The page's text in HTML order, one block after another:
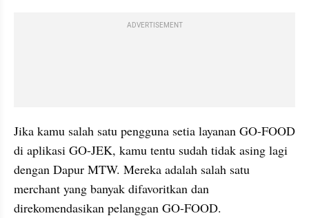
ADVERTISEMENT
Jika kamu salah satu pengguna setia layanan GO-FOOD
di aplikasi GO-JEK, kamu tentu sudah tidak asing lagi
dengan Dapur MTW. Mereka adalah salah satu
merchant yang banyak difavoritkan dan
direkomendasikan pelanggan GO-FOOD.